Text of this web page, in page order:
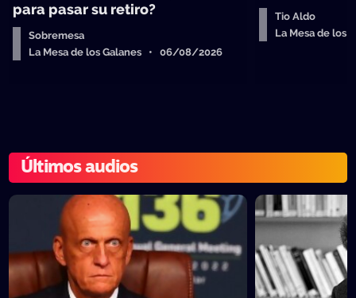
para pasar su retiro?
Sobremesa
La Mesa de los Galanes • 06/08/2026
Tio Aldo
La Mesa de
Últimos audios